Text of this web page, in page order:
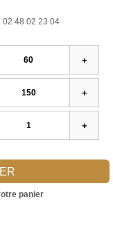
02 48 02 23 04
+
+
+
panier